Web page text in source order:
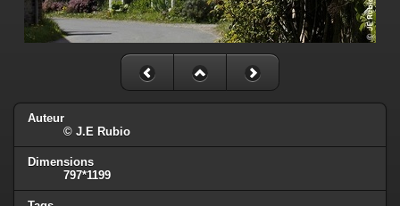
Auteur
© J.E Rubio
Dimensions
797*1199